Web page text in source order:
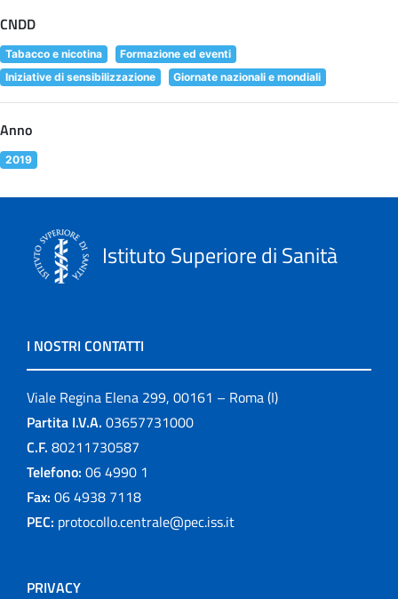
CNDD
Tabacco e nicotina
Formazione ed eventi
Iniziative di sensibilizzazione
Giornate nazionali e mondiali
Anno
2019
Istituto Superiore di Sanità
I NOSTRI CONTATTI
Viale Regina Elena 299, 00161 – Roma (I)
Partita I.V.A. 03657731000
C.F. 80211730587
Telefono: 06 4990 1
Fax: 06 4938 7118
PEC: protocollo.centrale@pec.iss.it
PRIVACY